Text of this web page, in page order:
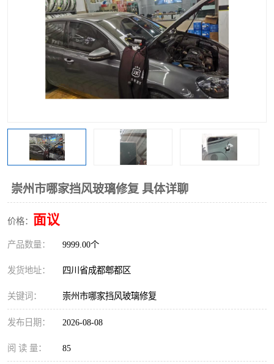
崇州市哪家挡风玻璃修复 具体详聊
价格： 面议
产品数量： 9999.00个
发货地址： 四川省成都郫都区
关键词： 崇州市哪家挡风玻璃修复
发布日期： 2026-08-08
阅 读 量： 85